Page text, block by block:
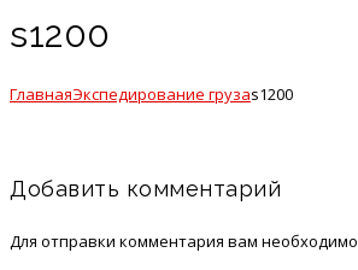
s1200
ГлавнаяЭкспедирование грузаs1200
Добавить комментарий
Для отправки комментария вам необходимо